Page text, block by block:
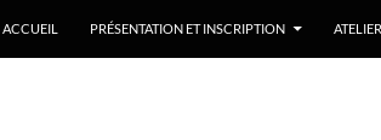
ACCUEIL PRÉSENTATION ET INSCRIPTION